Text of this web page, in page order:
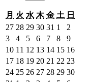
月 月
曜
日
火 火
曜
日
水 水
曜
日
木木
曜
日
金金
曜
日
土 土
曜
日
日
272026
年
7
月
27
日
282026
年
7
月
28
日
292026
年
7
月
29
日
302026
年
7
月
30
日
31 2026
年
7
月
31
日
1
2026
年
8
月
1
日
2
年
8
月
2
日
32026
年
8
月
3
42026
年
8
月
4
52026
年
8
月
5
62026
年
8
月
6
72026
年
8
月
7
82026
年
8
月
8
92026
年
8
月
9
102026
年
8
月
11 2026
年
8
月
12 2026
年
8
月
132026
年
8
月
142026
年
8
月
152026
年
8
月
162026
8
172026
年
8
182026
年
8
192026
年
8
202026
年
21 2026
年
8
22 2026
年
8
232026
年
242026
252026
262026
272026
282026
292026
302026